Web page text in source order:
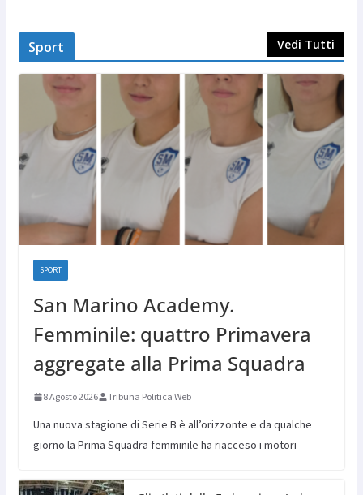
Sport Vedi Tutti
SPORT
San Marino Academy.
Femminile: quattro Primavera
aggregate alla Prima Squadra
8 Agosto 2026 Tribuna Politica Web
Una nuova stagione di Serie B è all’orizzonte e da qualche
giorno la Prima Squadra femminile ha riacceso i motori